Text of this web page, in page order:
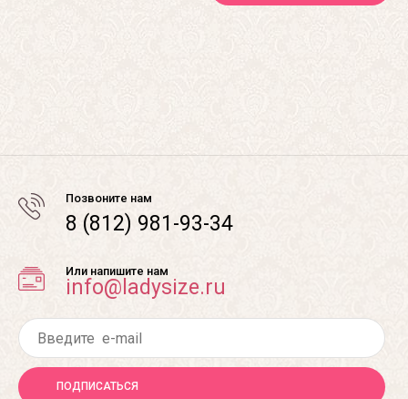
Позвоните нам
8 (812) 981-93-34
Или напишите нам
info@ladysize.ru
ПОДПИСАТЬСЯ